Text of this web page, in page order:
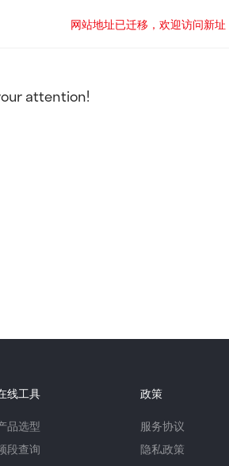
网站地址已迁移，欢迎访问新
attention!
线工具
品选型
段查询
政策
服务协议
隐私政策